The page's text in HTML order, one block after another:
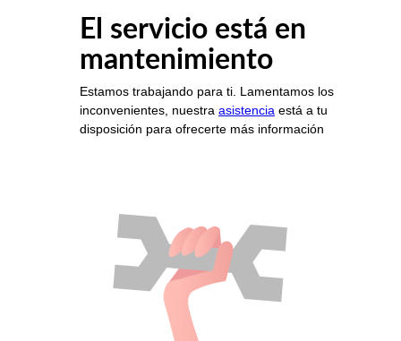
El servicio está en
mantenimiento
Estamos trabajando para ti. Lamentamos los
inconvenientes, nuestra asistencia está a tu
disposición para ofrecerte más información